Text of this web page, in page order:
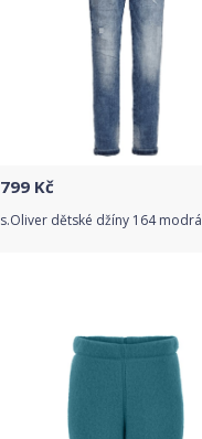
799 Kč
s.Oliver dětské džíny 164 modrá
Detail produktu